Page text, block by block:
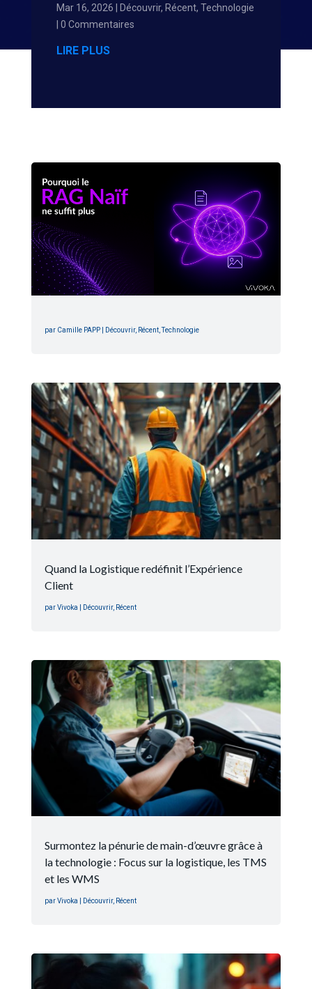
Mar 16, 2026 Découvrir, Récent, Technologie
| 0 Commentaires
LIRE PLUS
par Camille PAPP| Découvrir, Récent,Technologie
Quand la Logistique redéfinit l’Expérience
Client
parVivoka Découvrir, Récent
Surmontez la pénurie de main-d’œuvre grâce à
la technologie : Focus sur la logistique, les TMS
et les WMS
parVivoka Découvrir, Récent